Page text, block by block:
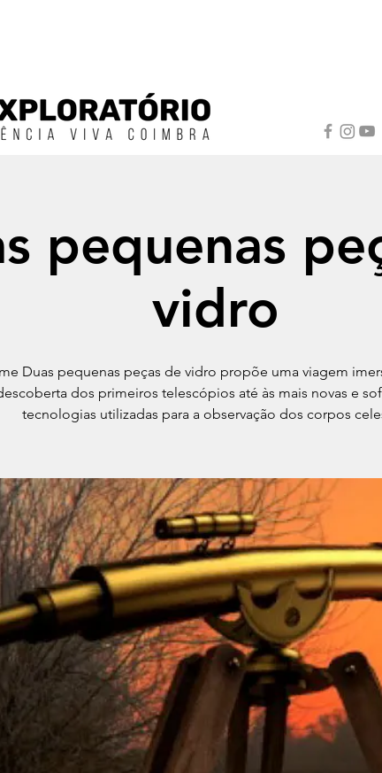
pequenas
vidro
Duas pequenas peças de vidro propõe uma viagem
dos primeiros telescópios até às mais novas e
tecnologias utilizadas para a observação dos corpos